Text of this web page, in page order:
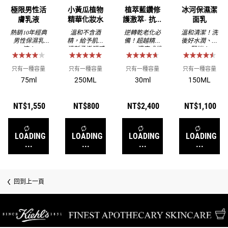
極限男性活
膚乳液
熱銷10年經典
男性保濕乳
液！
只有一種容量
75ml
NT$1,550
LOADING
...
小黃瓜植物
精華化妝水
溫和不含酒
精，給予肌膚
清新柔嫩觸感
只有一種容量
250ML
NT$800
LOADING
...
植萃藍鑽修
護激萃- 抗老
修護 / 植萃
精油推薦
逆轉乾老化必
備！超越精華
200%濃度成份
添加*
只有一種容量
30ml
NT$2,400
LOADING
...
冰河保濕潔
面乳
溫和清潔！洗
後好水潤、不
緊繃！
只有一種容量
150ML
NT$1,100
LOADING
...
回到上一頁